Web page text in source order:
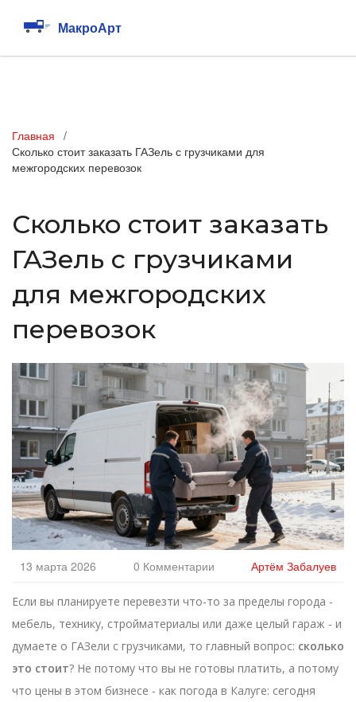
Главная
Сколько стоит заказать ГАЗель с грузчиками для
межгородских перевозок
Сколько стоит заказать
ГАЗель с грузчиками
для межгородских
перевозок
13 марта 2026 0 Комментарии Артём Забалуев
Если вы планируете перевезти что-то за пределы города -
мебель, технику, стройматериалы или даже целый гараж - и
думаете о ГАЗели с грузчиками, то главный вопрос: сколько
это стоит? Не потому что вы не готовы платить, а потому
что цены в этом бизнесе - как погода в Калуге: сегодня